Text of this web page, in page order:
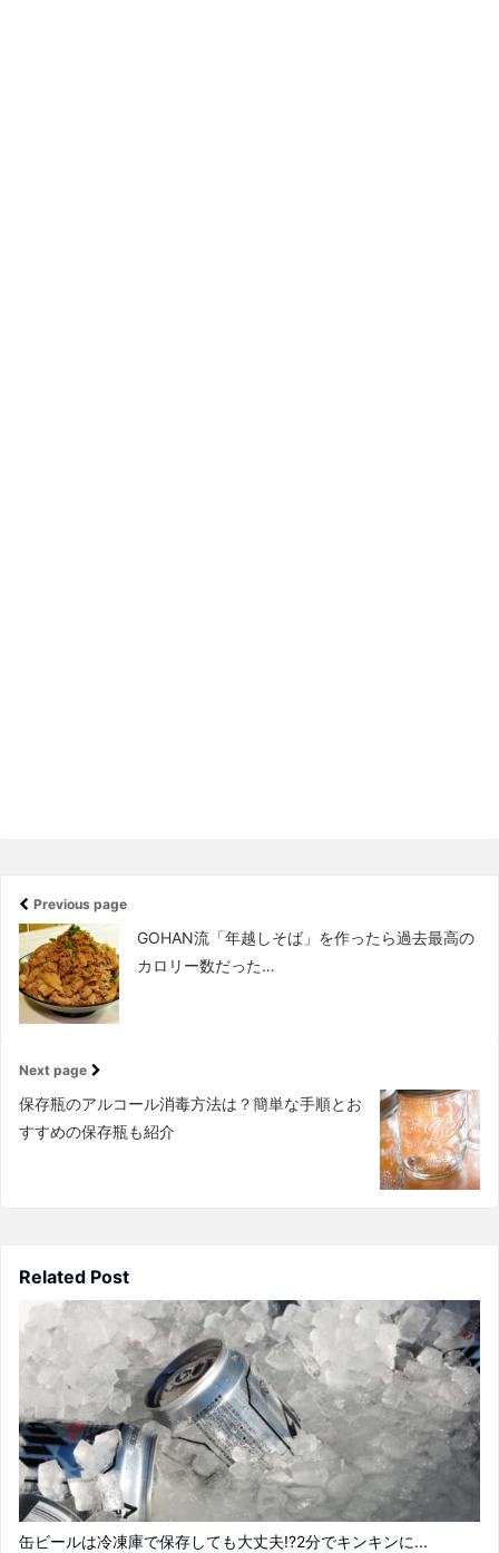
Previous page
GOHAN流「年越しそば」を作ったら過去最高の
カロリー数だった…
Next page
保存瓶のアルコール消毒方法は？簡単な手順とお
すすめの保存瓶も紹介
Related Post
缶ビールは冷凍庫で保存しても大丈夫!?2分でキンキンに...